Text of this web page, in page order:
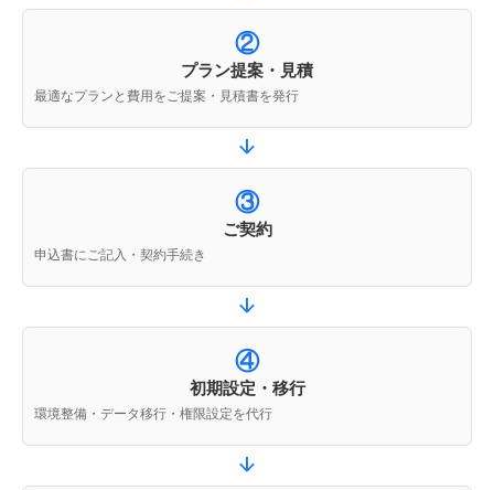
②
プラン提案・見積
最適なプランと費用をご提案・見積書を発行
③
ご契約
申込書にご記入・契約手続き
④
初期設定・移行
環境整備・データ移行・権限設定を代行